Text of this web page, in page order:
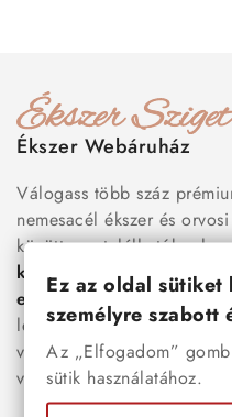
Ékszer Webáruház
Válogass több száz
nemesacél ékszer és
között megtalálhatók a
karkötők
, női nyakláncok ,
esküvői kiegészítők
legújabb trendeket követő,
választhatsz – legyen szó
viseletről vagy különleges
Ez az oldal sütiket
személyre szabott
Az „Elfogadom”
sütik használatához.